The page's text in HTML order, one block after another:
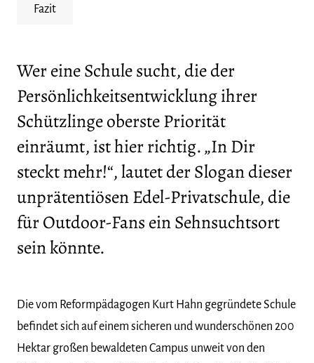
Fazit
Wer eine Schule sucht, die der
Persönlichkeitsentwicklung ihrer
Schützlinge oberste Priorität
einräumt, ist hier richtig. „In Dir
steckt mehr!“, lautet der Slogan dieser
unprätentiösen Edel-Privatschule, die
für Outdoor-Fans ein Sehnsuchtsort
sein könnte.
Die vom Reformpädagogen Kurt Hahn gegründete Schule
befindet sich auf einem sicheren und wunderschönen 200
Hektar großen bewaldeten Campus unweit von den